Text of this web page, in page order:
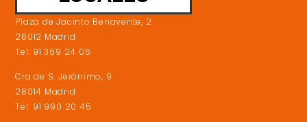
Plaza de Jacinto Benavente, 2
28012 Madrid
Tel: 91 369 24 06
Cra de S. Jerónimo, 9
28014 Madrid
Tel: 91 990 20 45